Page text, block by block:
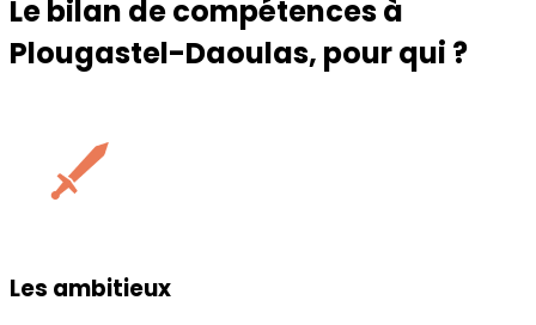
Le bilan de compétences à
Plougastel-Daoulas, pour qui ?
Les ambitieux